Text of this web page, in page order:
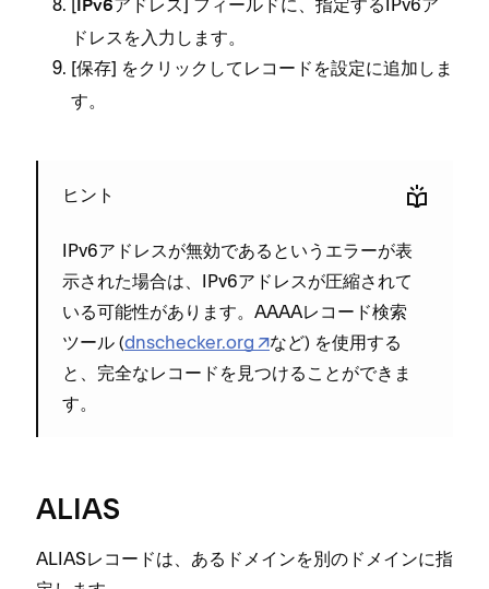
IPv6アドレス
ドレスを入力します⁠。
[⁠保存⁠] をクリ⁠ックしてレコ⁠ードを設定に追加しま
す⁠。
ヒント
IPv6アドレスが無効であるというエラ⁠ーが表
示された場合は⁠、IPv6アドレスが圧縮されて
いる可能性があります⁠。AAAAレコ⁠ード検索
ツ⁠ール (⁠dnschecker⁠.org
など⁠) を使用する
と⁠、完全なレコ⁠ードを見つけることができま
す⁠。
ALIAS
ALIASレコ⁠ードは⁠、あるドメインを別のドメインに指